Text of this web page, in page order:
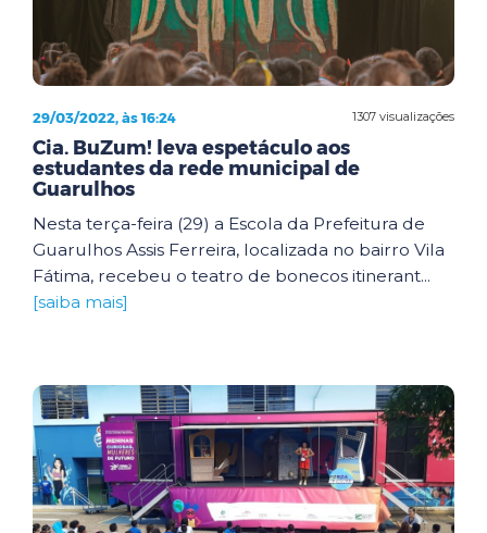
1307 visualizações
29/03/2022, às 16:24
Cia. BuZum! leva espetáculo aos
estudantes da rede municipal de
Guarulhos
Nesta terça-feira (29) a Escola da Prefeitura de
Guarulhos Assis Ferreira, localizada no bairro Vila
Fátima, recebeu o teatro de bonecos itinerant...
[saiba mais]